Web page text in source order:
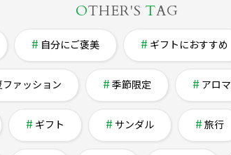
OTHER'S TAG
自分にご褒美 ギフトにおすすめ
ファッション 季節限定 アロマ
ギフト サンダル 旅行